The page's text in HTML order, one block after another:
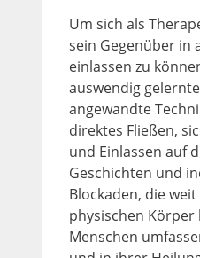
Um sich als
sein Gegenüber in
einlassen zu
auswendig
angewandte
direktes Fließen,
und Einlassen auf
Geschichten und
Blockaden, die
physischen Körper
Menschen